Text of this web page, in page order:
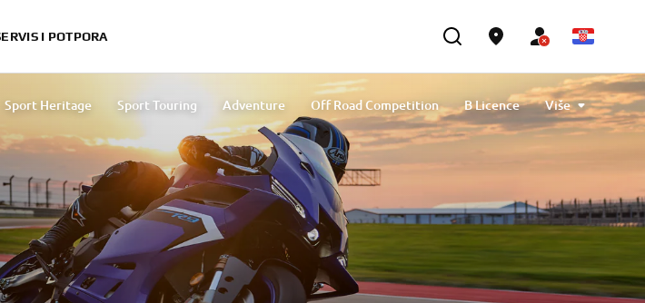
I POTPORA
Sport Heritage Sport Touring Adventure Off Road Competition
B Licence
Usporedite motocikle
Yard Built Y-AMT: Yamaha Automated Manual Transmission
Više